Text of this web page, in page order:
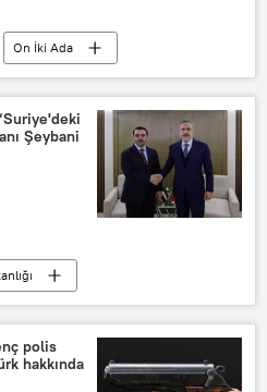
On İki Ada
MHP
Şeybani
Fidan
polis
hakkında